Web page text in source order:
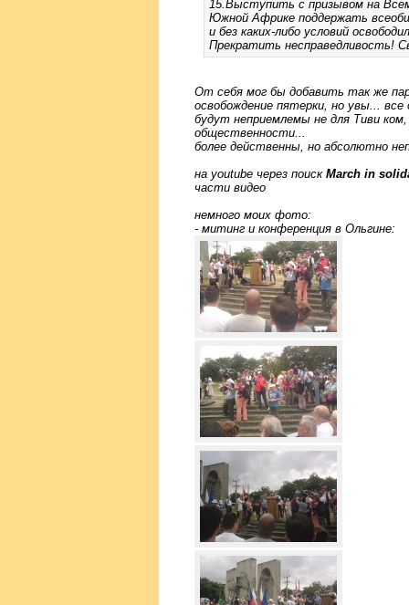
15.Выступить с призывом на
Южной Африке поддержать
и без каких-либо условий
Прекратить несправедливость!
От себя мог бы добавить так же
освобождение пятерки, но увы... все
будут неприемлемы не для Тиви ком,
общественности...
более действенны, но абсолютно
на youtube через поиск March in
части видео
немного моих фото:
- митинг и конференция в Ольгине: